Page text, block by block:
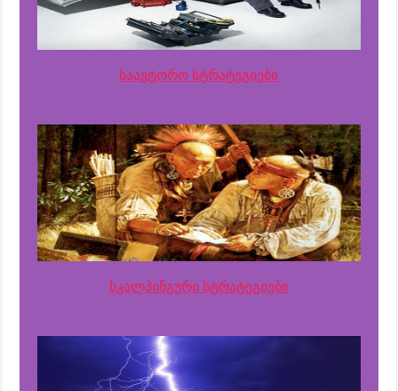
საავტორო სტრატეგიები
სკალპინგური სტრატეგიები